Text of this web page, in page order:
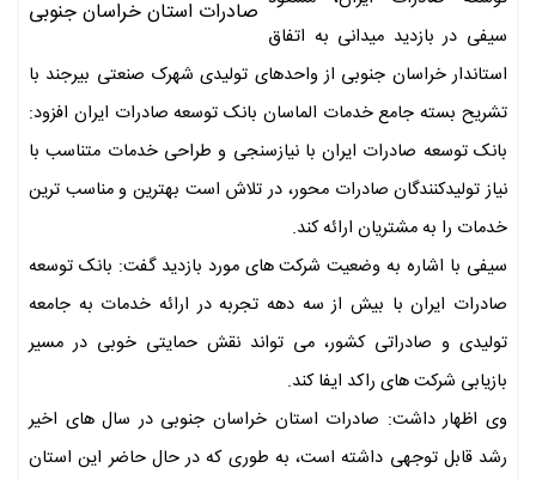
سیفی در بازدید میدانی به اتفاق
استاندار خراسان جنوبی از واحدهای تولیدی شهرک صنعتی بیرجند با
تشریح بسته جامع خدمات الماسان بانک توسعه صادرات ایران افزود:
بانک توسعه صادرات ایران با نیازسنجی و طراحی خدمات متناسب با
نیاز تولیدکنندگان صادرات محور، در تلاش است بهترین و مناسب ترین
خدمات را به مشتریان ارائه کند.
سیفی با اشاره به وضعیت شرکت های مورد بازدید گفت: بانک توسعه
صادرات ایران با بیش از سه دهه تجربه در ارائه خدمات به جامعه
تولیدی و صادراتی کشور، می تواند نقش حمایتی خوبی در مسیر
بازیابی شرکت های راکد ایفا کند.
وی اظهار داشت: صادرات استان خراسان جنوبی در سال های اخیر
رشد قابل توجهی داشته است، به طوری که در حال حاضر این استان